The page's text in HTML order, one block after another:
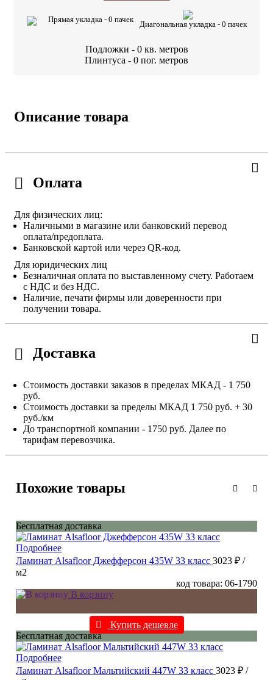
Прямая укладка - 0 пачек
Диагональная укладка - 0 пачек
Подложки - 0 кв. метров
Плинтуса - 0 пог. метров
Описание товара
Оплата
Для физических лиц:
Наличными в магазине или банковский перевод
оплата/предоплата.
Банковской картой или через QR-код.
Для юридических лиц
Безналичная оплата по выставленному счету. Работаем
с НДС и без НДС.
Наличие, печати фирмы или доверенности при
получении товара.
Доставка
Стоимость доставки заказов в пределах МКАД - 1 750
руб.
Стоимость доставки за пределы МКАД 1 750 руб. + 30
руб./км
До транспортной компании - 1750 руб. Далее по
тарифам перевозчика.
Похожие товары
Бесплатная доставка
Подробнее
Ламинат Alsafloor Джефферсон 435W 33 класс 3023 ₽ /
м2
код товара: 06-1790
В корзину
Купить дешевле
Бесплатная доставка
Подробнее
Ламинат Alsafloor Мальтийский 447W 33 класс 3023 ₽ /